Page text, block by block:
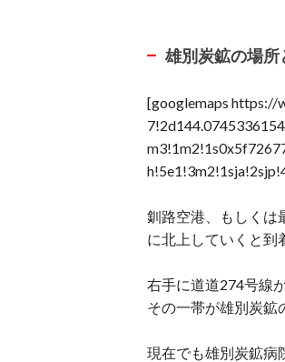
雄別炭鉱の場所
[googlemaps https://
釧路空港、もしくは
に北上していくと到
右手に道道274号線
その一帯が雄別炭鉱
現在でも雄別炭鉱病